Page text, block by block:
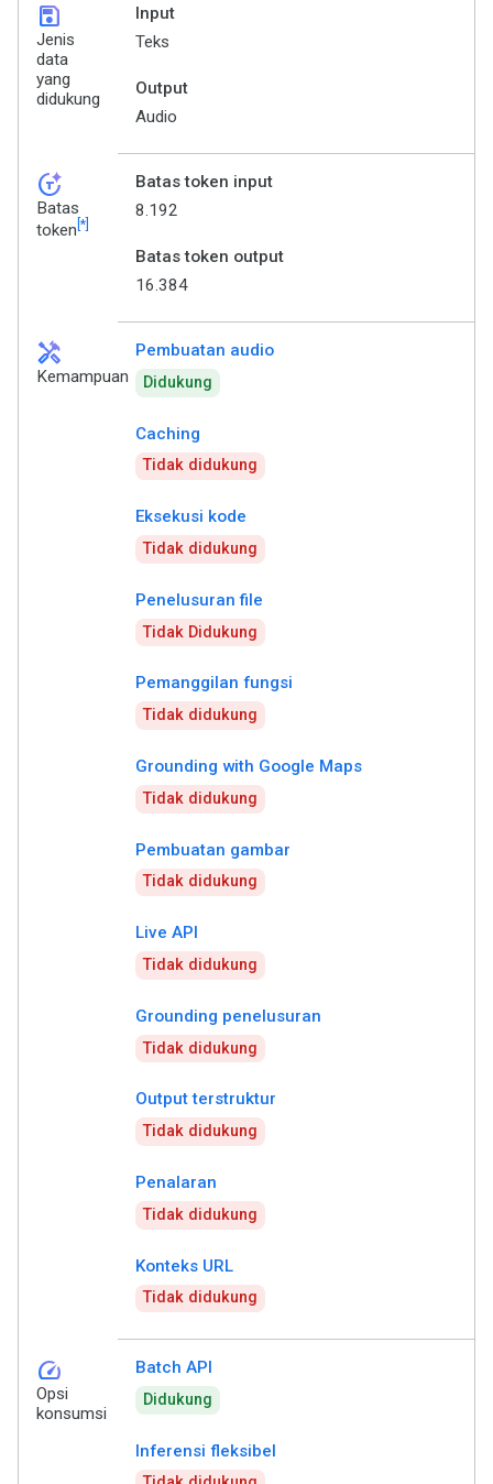
save
Jenis
data
yang
didukung
Input
Teks
Output
Audio
token_auto
Batas
token [*]
Batas token input
8.192
Batas token output
16.384
handyman
Kemampuan
Pembuatan audio
Didukung
Caching
Tidak didukung
Eksekusi kode
Tidak didukung
Penelusuran file
Tidak Didukung
Pemanggilan fungsi
Tidak didukung
Grounding with Google Maps
Tidak didukung
Pembuatan gambar
Tidak didukung
Live API
Tidak didukung
Grounding penelusuran
Tidak didukung
Output terstruktur
Tidak didukung
Penalaran
Tidak didukung
Konteks URL
Tidak didukung
speed
Opsi
konsumsi
Batch API
Didukung
Inferensi fleksibel